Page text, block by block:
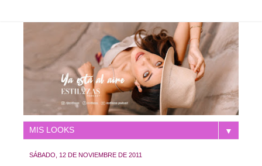
▼
SÁBADO, 12 DE NOVIEMBRE DE 2011